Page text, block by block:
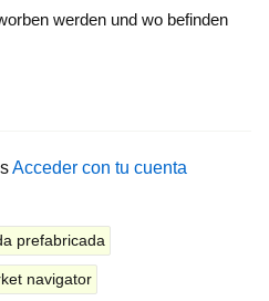
werden und wo befinden
Acceder con tu cuenta
prefabricada
navigator